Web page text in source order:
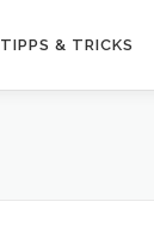
TIPPS & TRICKS